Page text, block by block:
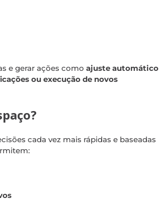
e gerar ações como ajuste automático
ou execução de novos
cada vez mais rápidas e baseadas